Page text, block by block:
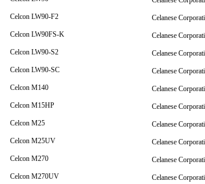
Celcon LW90-F2
Celanese
Celcon LW90FS-K
Celanese
Celcon LW90-S2
Celanese
Celcon LW90-SC
Celanese
Celcon M140
Celanese
Celcon M15HP
Celanese
Celcon M25
Celanese
Celcon M25UV
Celanese
Celcon M270
Celanese
Celcon M270UV
Celanese